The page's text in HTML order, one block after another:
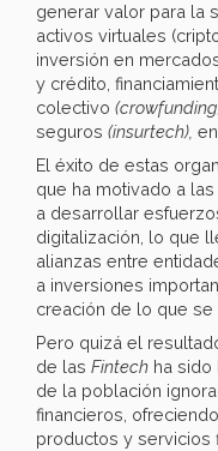
generar valor para la
activos virtuales
inversión en
y crédito,
colectivo
seguros (insurtech),
El éxito de estas
que ha motivado a
a desarrollar
digitalización, lo que
alianzas entre
a inversiones
creación de lo que se
Pero quizá el
de las Fintech ha sido
de la población
financieros,
productos y servicios